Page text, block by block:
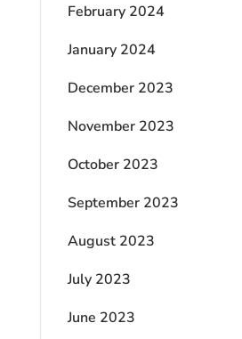
February 2024
January 2024
December 2023
November 2023
October 2023
September 2023
August 2023
July 2023
June 2023